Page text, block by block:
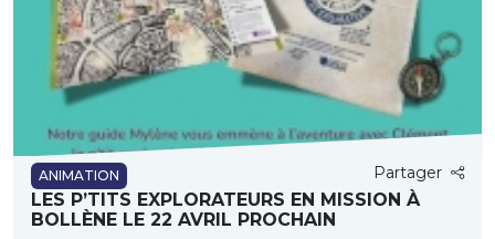
ANIMATION Partager
LES P’TITS EXPLORATEURS EN MISSION À
BOLLÈNE LE 22 AVRIL PROCHAIN